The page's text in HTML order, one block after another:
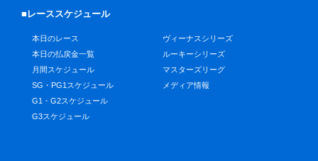
■レーススケジュール
本日のレース
本日の払戻金一覧
月間スケジュール
SG・PG1スケジュール
G1・G2スケジュール
G3スケジュール
ヴィーナスシリーズ
ルーキーシリーズ
マスターズリーグ
メディア情報